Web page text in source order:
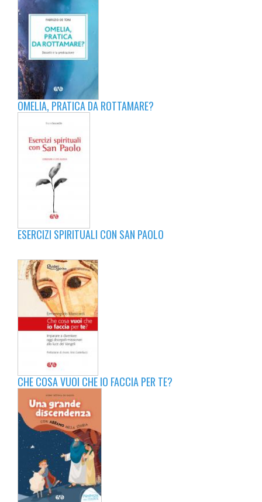
OMELIA, PRATICA DA ROTTAMARE?
ESERCIZI SPIRITUALI CON SAN PAOLO
CHE COSA VUOI CHE IO FACCIA PER TE?